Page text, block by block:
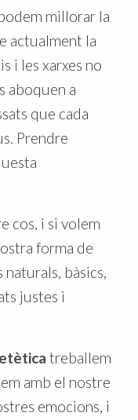
millorar la
actualment la
i les xarxes no
aboquen a
que cada
Prendre
cos, i si volem
forma de
bàsics,
justes i
treballem
amb el nostre
emocions, i